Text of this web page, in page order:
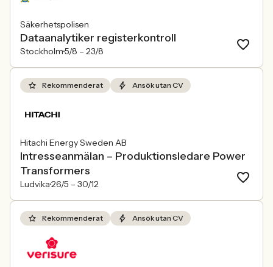
Säkerhetspolisen
Dataanalytiker registerkontroll
Stockholm5/8 – 23/8
Rekommenderat Ansök utan CV
Hitachi Energy Sweden AB
Intresseanmälan – Produktionsledare Power
Transformers
Ludvika26/5 – 30/12
Rekommenderat Ansök utan CV